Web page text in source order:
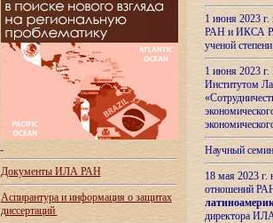
Документы ИЛА РАН
Аспирантура и информация о защитах
диссертаций
1 июня 2023
РАН и ИКСА
ученой
1 июня 2023
Институтом
Научный
18 мая 2023
отношений
директора